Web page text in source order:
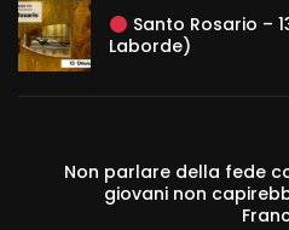
Santo Rosario –
Laborde)
Non parlare della fede
giovani non